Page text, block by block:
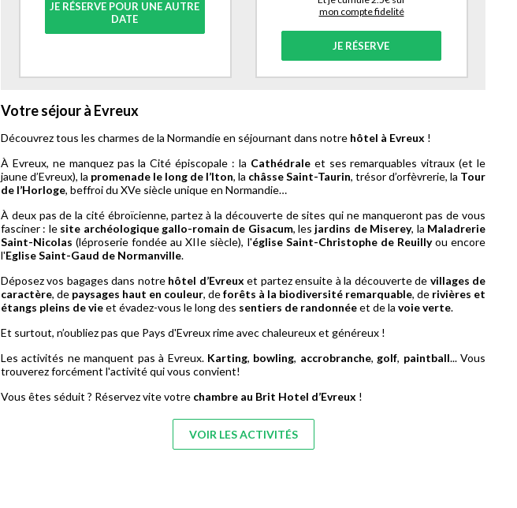
JE RÉSERVE POUR UNE AUTRE
DATE
mon compte fidelité
JE RÉSERVE
Votre séjour à Evreux
Découvrez tous les charmes de la Normandie en séjournant dans notre hôtel à Evreux !
À Evreux, ne manquez pas la Cité épiscopale : la Cathédraleet ses remarquables vitraux (et le
jaune d’Evreux), la promenade le long de l’Iton, la châsse Saint-Taurin, trésor d’orfèvrerie, la Tour
de l’Horloge, beffroi du XVe siècle unique en Normandie…
À deux pas de la cité ébroïcienne, partez à la découverte de sites qui ne manqueront pas de vous
fasciner : le site archéologique gallo-romain de Gisacum, les jardins de Miserey, la Maladrerie
Saint-Nicolas (léproserie fondée au XIIe siècle), l'église Saint-Christophe de Reuillyou encore
l'Eglise Saint-Gaud de Normanville.
Déposez vos bagages dans notre hôtel d’Evreux et partez ensuite à la découverte de villages de
caractère, de paysages haut en couleur, deforêts à la biodiversité remarquable, de rivières et
étangs pleins de vieet évadez-vous le long des sentiers de randonnéeet de la voie verte.
Et surtout, n’oubliez pas que Pays d'Evreux rime avec chaleureux et généreux !
Les activités ne manquent pas à Evreux. Karting, bowling, accrobranche, golf, paintball... Vous
trouverez forcément l'activité qui vous convient!
Vous êtes séduit ? Réservez vite votre chambre au Brit Hotel d’Evreux !
VOIR LES ACTIVITÉS